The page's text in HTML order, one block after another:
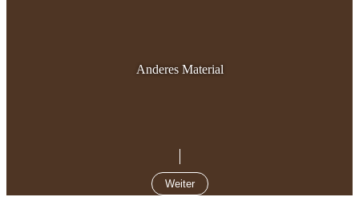
Anderes Material
Weiter